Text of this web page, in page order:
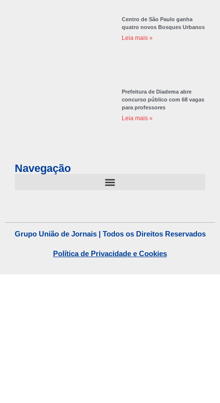
Centro de São Paulo ganha
quatro novos Bosques Urbanos
Leia mais »
Prefeitura de Diadema abre
concurso público com 68 vagas
para professores
Leia mais »
Navegação
Grupo União de Jornais | Todos os Direitos Reservados
Política de Privacidade e Cookies